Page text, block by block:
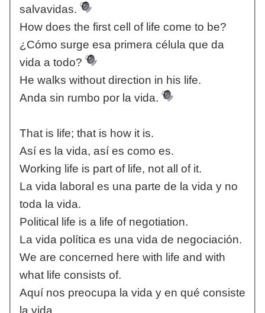
salvavidas.
How does the first cell of life come to be?
¿Cómo surge esa primera célula que da
vida a todo?
He walks without direction in his life.
Anda sin rumbo por la vida.
That is life; that is how it is.
Así es la vida, así es como es.
Working life is part of life, not all of it.
La vida laboral es una parte de la vida y no
toda la vida.
Political life is a life of negotiation.
La vida política es una vida de negociación.
We are concerned here with life and with
what life consists of.
Aquí nos preocupa la vida y en qué consiste
la vida.